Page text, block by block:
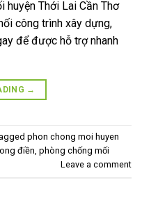
Thới Lai Cần Thơ
công trình xây dựng,
để được hỗ trợ nhanh
→
phon chong moi huyen
điền, phòng chống mối
Leave a comment